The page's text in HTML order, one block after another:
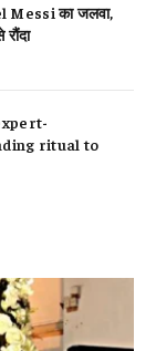
Messi का जलवा,
ritual to